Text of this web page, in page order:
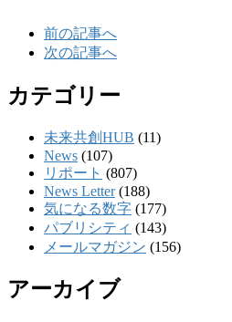
前の記事へ
次の記事へ
カテゴリー
未来共創HUB (11)
News (107)
リポート (807)
News Letter(188)
気になる数字 (177)
パブリシティ (143)
メールマガジン (156)
アーカイブ